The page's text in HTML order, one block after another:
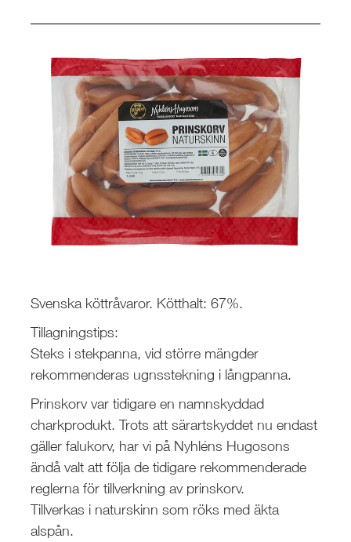
Svenska köttråvaror. Kötthalt: 67%.
Tillagningstips:
Steks i stekpanna, vid större mängder
rekommenderas ugnsstekning i långpanna.
Prinskorv var tidigare en namnskyddad
charkprodukt. Trots att särartskyddet nu endast
gäller falukorv, har vi på Nyhléns Hugosons
ändå valt att följa de tidigare rekommenderade
reglerna för tillverkning av prinskorv.
Tillverkas i naturskinn som röks med äkta
alspån.